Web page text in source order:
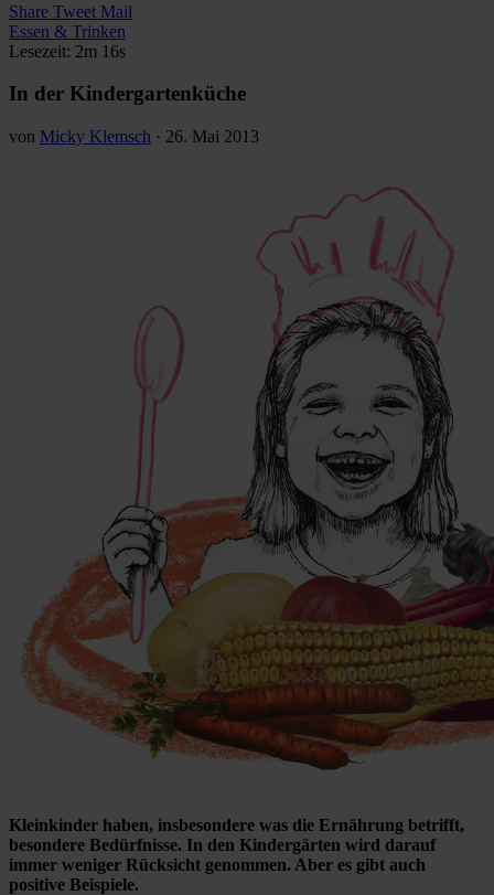
Share Tweet Mail
Essen & Trinken
Lesezeit: 2m 16s
In der Kindergartenküche
von Micky Klemsch · 26. Mai 2013
Kleinkinder haben, insbesondere was die Ernährung betrifft,
besondere Bedürfnisse. In den Kindergärten wird darauf
immer weniger Rücksicht genommen. Aber es gibt auch
positive Beispiele.